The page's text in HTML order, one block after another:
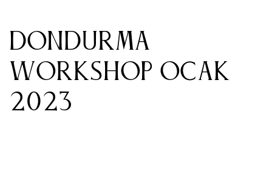
DONDURMA
WORKSHOP OCAK
2023